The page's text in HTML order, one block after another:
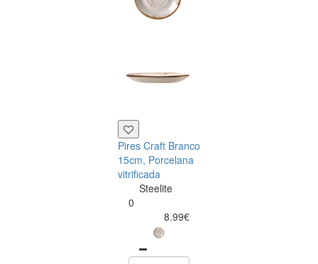
Pires Craft Branco
15cm, Porcelana
vitrificada
Steelite
0
8.99€